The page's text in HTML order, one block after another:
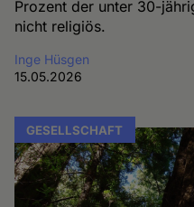
Prozent der unter 30-
nicht religiös.
Inge Hüsgen
15.05.2026
GESELLSCHAFT